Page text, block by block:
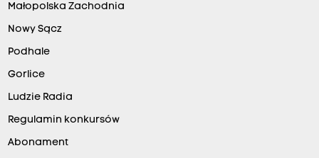
Małopolska Zachodnia
Nowy Sącz
Podhale
Gorlice
Ludzie Radia
Regulamin konkursów
Abonament